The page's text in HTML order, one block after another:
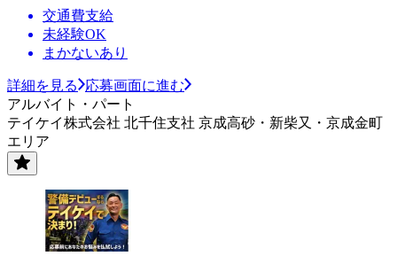
交通費支給
未経験OK
まかないあり
詳細を見る
応募画面に進む
アルバイト・パート
テイケイ株式会社 北千住支社 京成高砂・新柴又・京成金町
エリア